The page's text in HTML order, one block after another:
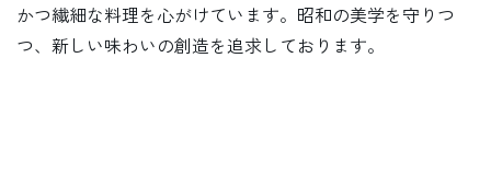
かつ繊細な料理を心がけています。昭和の美学を守りつ
つ、新しい味わいの創造を追求しております。